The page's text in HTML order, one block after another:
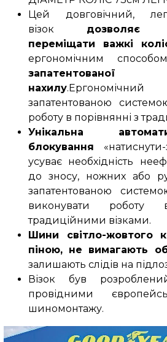
Цей довговічний,
візок дозволяє
переміщати важкі
ергономічним
нахилу
запатентованою
роботу в порівнянні з
Унікальна
блокування
усуває необхідність
до зносу, ножних або
запатентованою
виконувати роботу
традиційними візками.
Шини світло-жовтого
піною, не вимагають
залишають слідів на
Візок був
провідними
шиномонтажу.